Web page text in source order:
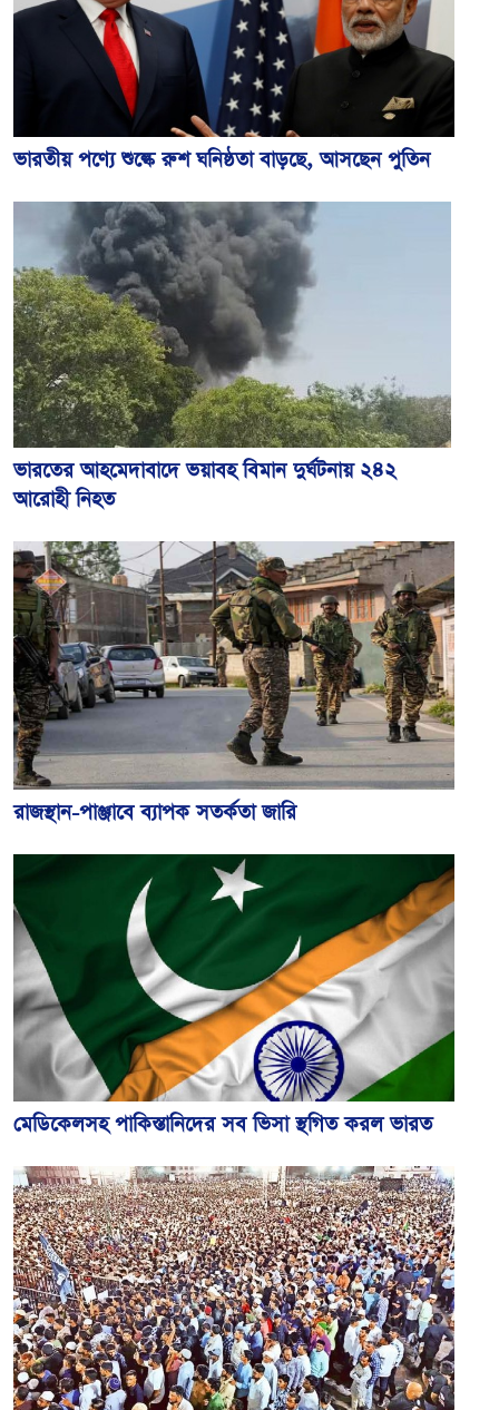
ভারতীয় পণ্যে শুল্কে রুশ ঘনিষ্ঠতা বাড়ছে, আসছেন পুতিন
ভারতের আহমেদাবাদে ভয়াবহ বিমান দুর্ঘটনায় ২৪২
আরোহী নিহত
রাজস্থান-পাঞ্জাবে ব্যাপক সতর্কতা জারি
মেডিকেলসহ পাকিস্তানিদের সব ভিসা স্থগিত করল ভারত